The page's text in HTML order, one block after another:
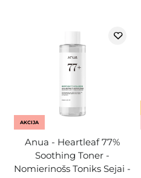
AKCIJA
Anua - Heartleaf 77%
Soothing Toner -
Nomierinošs Toniks Sejai -